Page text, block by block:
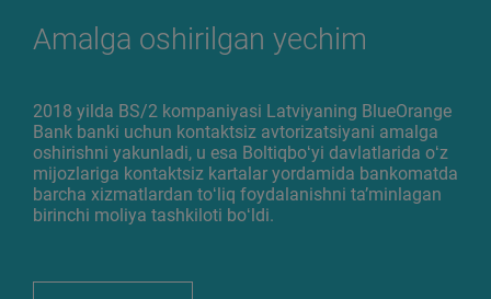
Amalga oshirilgan yechim
2018 yilda BS/2 kompaniyasi Latviyaning BlueOrange
Bank banki uchun kontaktsiz avtorizatsiyani amalga
oshirishni yakunladi, u esa Boltiqboʻyi davlatlarida oʻz
mijozlariga kontaktsiz kartalar yordamida bankomatda
barcha xizmatlardan toʻliq foydalanishni taʼminlagan
birinchi moliya tashkiloti boʻldi.